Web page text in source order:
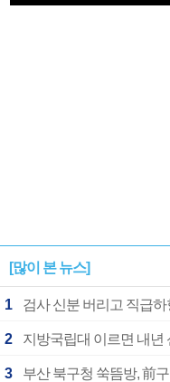
확정
[많이 본 뉴스]
1
2 지방국립대 이르면 내년
3 부산 북구청 쑥뜸방, 前